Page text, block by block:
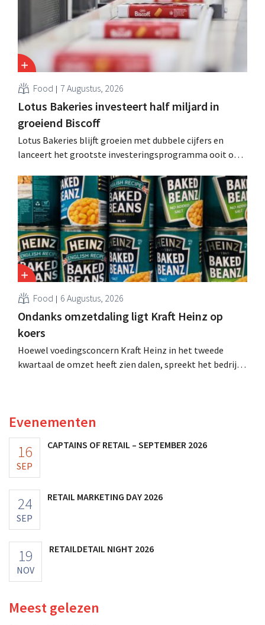
Food 7 Augustus, 2026
Lotus Bakeries investeert half miljard in
groeiend Biscoff
Lotus Bakeries blijft groeien met dubbele cijfers en
lanceert het grootste investeringsprogramma ooit om
moeten dit momentum grijpen”.
Food 6 Augustus, 2026
Ondanks omzetdaling ligt Kraft Heinz op
koers
Hoewel voedingsconcern Kraft Heinz in het tweede
kwartaal de omzet heeft zien dalen, spreekt het bedrijf
Evenementen
16
SEP
CAPTAINS OF RETAIL – SEPTEMBER 2026
24
SEP
RETAIL MARKETING DAY 2026
19
NOV
RETAILDETAIL NIGHT 2026
Meest gelezen